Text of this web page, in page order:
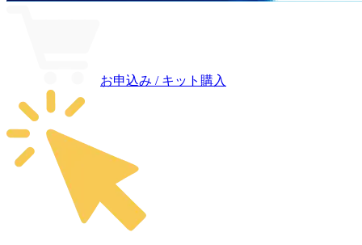
お申込み / キット購入